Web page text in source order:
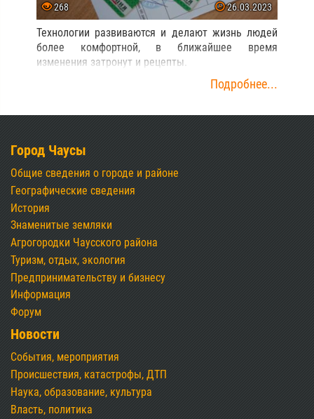
268 26.03.2023
Технологии развиваются и делают жизнь людей
более комфортной, в ближайшее время
изменения затронут и рецепты.
Подробнее...
Город Чаусы
Общие сведения о городе и районе
Географические сведения
История
Знаменитые земляки
Агрогородки Чаусского района
Туризм, отдых, экология
Предпринимательству и бизнесу
Информация
Форум
Новости
События, мероприятия
Происшествия, катастрофы, ДТП
Наука, образование, культура
Власть, политика